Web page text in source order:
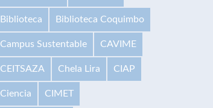
Biblioteca Biblioteca Coquimbo
Campus Sustentable CAVIME
CEITSAZA Chela Lira CIAP
Ciencia CIMET